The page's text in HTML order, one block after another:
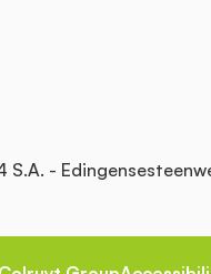
S.A. -